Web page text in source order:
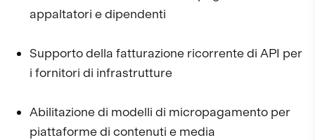
appaltatori e dipendenti
Supporto della fatturazione ricorrente di API per
i fornitori di infrastrutture
Abilitazione di modelli di micropagamento per
piattaforme di contenuti e media